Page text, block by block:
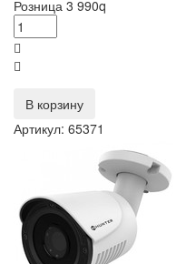
Розница 3 990q
В корзину
Артикул: 65371